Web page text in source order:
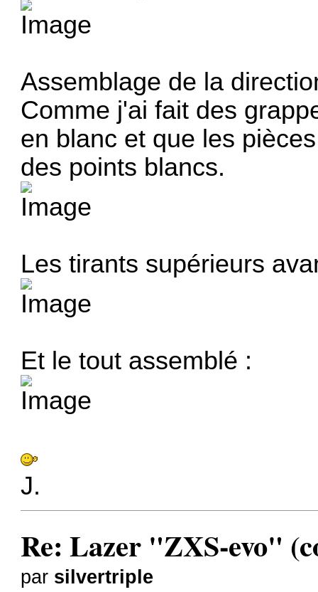
Assemblage de la
Comme j'ai fait des
en blanc et que les
des points blancs.
Les tirants supérieurs
Et le tout assemblé :
J.
Re: Lazer "ZXS-evo"
par silvertriple